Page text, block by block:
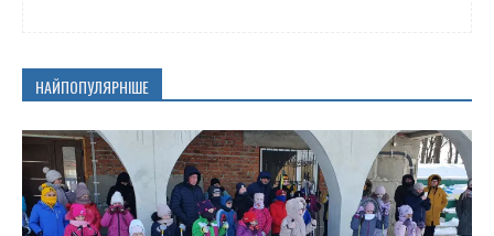
НАЙПОПУЛЯРНІШЕ